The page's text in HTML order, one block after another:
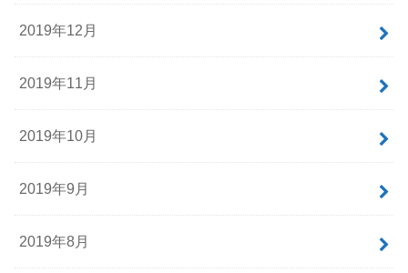
2019年12月
2019年11月
2019年10月
2019年9月
2019年8月